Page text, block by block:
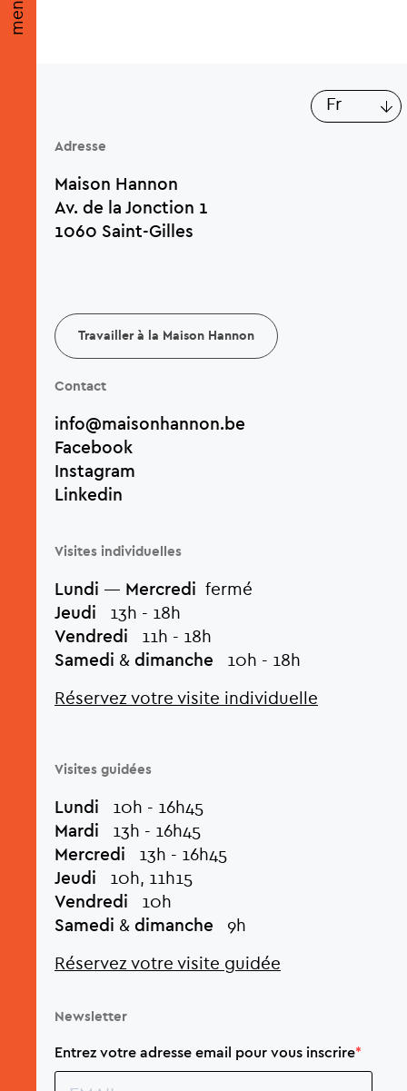
menu
fr
Adresse
Maison Hannon
Av. de la Jonction 1
1060 Saint-Gilles
Travailler à la Maison Hannon
Contact
info@maisonhannon.be
Facebook
Instagram
Linkedin
Visites individuelles
Lundi — Mercredi fermé
Jeudi 13h - 18h
Vendredi 11h - 18h
Samedi & dimanche 10h - 18h
Réservez votre visite individuelle
Visites guidées
Lundi 10h - 16h45
Mardi 13h - 16h45
Mercredi 13h - 16h45
Jeudi 10h, 11h15
Vendredi 10h
Samedi & dimanche 9h
Réservez votre visite guidée
Newsletter
Entrez votre adresse email pour vous inscrire